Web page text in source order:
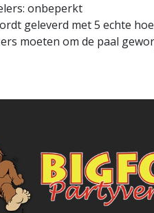
onbeperkt
geleverd met 5 echte
moeten om de paal